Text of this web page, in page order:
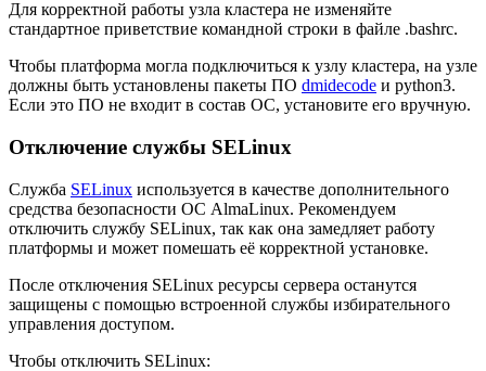
Для корректной работы узла кластера не изменяйте
стандартное приветствие командной строки в файле .bashrc.
Чтобы платформа могла подключиться к узлу кластера, на узле
должны быть установлены пакеты ПО dmidecode и python3.
Если это ПО не входит в состав ОС, установите его вручную.
Отключение службы SELinux
Служба SELinux используется в качестве дополнительного
средства безопасности ОС AlmaLinux. Рекомендуем
отключить службу SELinux, так как она замедляет работу
платформы и может помешать её корректной установке.
После отключения SELinux ресурсы сервера останутся
защищены с помощью встроенной службы избирательного
управления доступом.
Чтобы отключить SELinux: